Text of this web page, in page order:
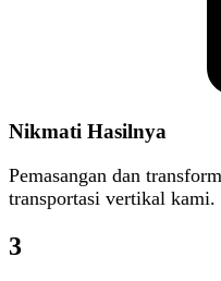
Nikmati Hasilnya
Pemasangan dan
transportasi vertikal kami.
3